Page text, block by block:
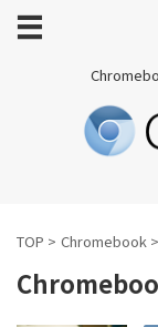
TOP > Chromebook >